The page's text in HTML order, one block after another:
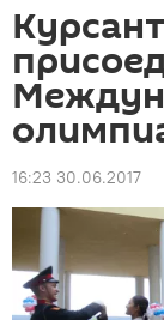
16:23 30.06.2017